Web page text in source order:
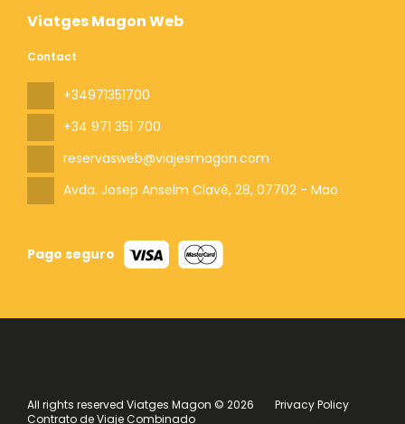
Viatges Magon Web
Contact
+34971351700
+34 971 351 700
reservasweb@viajesmagon.com
Avda. Josep Anselm Clavé, 28, 07702 - Mao
Pago seguro
All rights reserved Viatges Magon © 2026
Privacy Policy
Contrato de Viaje Combinado